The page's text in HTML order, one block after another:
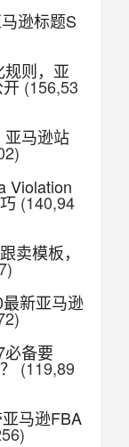
逊标题S
则，亚
(156,53
亚马逊站
Violation
(140,94
卖模板，
新亚马逊
备要
(119,89
马逊FBA